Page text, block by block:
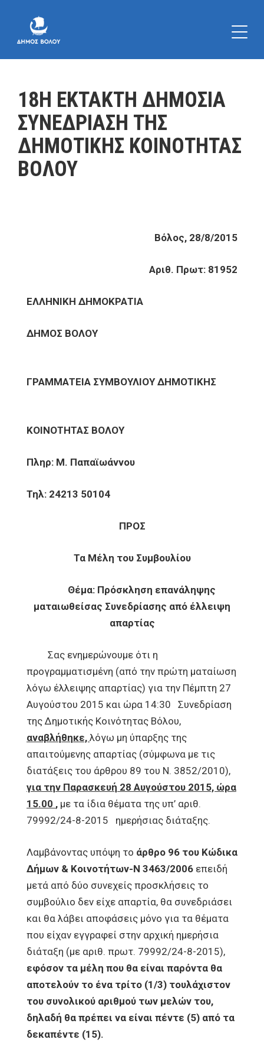
18Η ΕΚΤΑΚΤΗ ΔΗΜΟΣΙΑ
ΣΥΝΕΔΡΙΑΣΗ ΤΗΣ
ΔΗΜΟΤΙΚΗΣ ΚΟΙΝΟΤΗΤΑΣ
ΒΟΛΟΥ
Βόλος, 28/8/2015
Αριθ. Πρωτ: 81952
ΕΛΛΗΝΙΚΗ ΔΗΜΟΚΡΑΤΙΑ
ΔΗΜΟΣ ΒΟΛΟΥ
ΓΡΑΜΜΑΤΕΙΑ ΣΥΜΒΟΥΛΙΟΥ ΔΗΜΟΤΙΚΗΣ
ΚΟΙΝΟΤΗΤΑΣ ΒΟΛΟΥ
Πληρ: Μ. Παπαϊωάννου
Τηλ: 24213 50104
ΠΡΟΣ
Τα Μέλη του Συμβουλίου
Θέμα: Πρόσκληση επανάληψης
ματαιωθείσας Συνεδρίασης από έλλειψη
απαρτίας
Σας ενημερώνουμε ότι η
προγραμματισμένη (από την πρώτη ματαίωση
λόγω έλλειψης απαρτίας) για την Πέμπτη 27
Αυγούστου 2015 και ώρα 14:30 Συνεδρίαση
της Δημοτικής Κοινότητας Βόλου,
αναβλήθηκε, λόγω μη ύπαρξης της
απαιτούμενης απαρτίας (σύμφωνα με τις
διατάξεις του άρθρου 89 του Ν. 3852/2010),
για την Παρασκευή 28 Αυγούστου 2015, ώρα
15.00 , με τα ίδια θέματα της υπ’ αριθ.
79992/24-8-2015 ημερήσιας διάταξης.
Λαμβάνοντας υπόψη το άρθρο 96 του Κώδικα
Δήμων & Κοινοτήτων-Ν 3463/2006 επειδή
μετά από δύο συνεχείς προσκλήσεις το
συμβούλιο δεν είχε απαρτία, θα συνεδριάσει
και θα λάβει αποφάσεις μόνο για τα θέματα
που είχαν εγγραφεί στην αρχική ημερήσια
διάταξη (με αριθ. πρωτ. 79992/24-8-2015),
εφόσον τα μέλη που θα είναι παρόντα θα
αποτελούν το ένα τρίτο (1/3) τουλάχιστον
του συνολικού αριθμού των μελών του,
δηλαδή θα πρέπει να είναι πέντε (5) από τα
δεκαπέντε (15).